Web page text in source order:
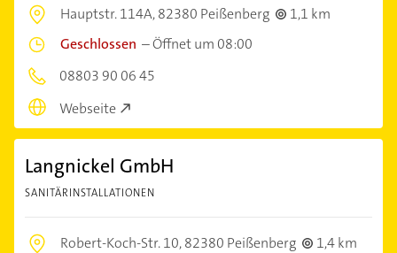
Hauptstr. 114A,82380 Peißenberg
1,1 km
Geschlossen –Öffnet um 08:00
08803 90 06 45
Webseite
Langnickel GmbH
SANITÄRINSTALLATIONEN
Robert-Koch-Str. 10,82380 Peißenberg
1,4 km